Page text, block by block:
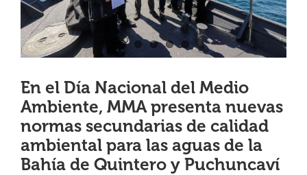
SALA DE PRENSA
PREGUNTAS FRECUENTES
CONTACTO
En el Día Nacional del Medio
Ambiente, MMA presenta nuevas
normas secundarias de calidad
ambiental para las aguas de la
Bahía de Quintero y Puchuncaví